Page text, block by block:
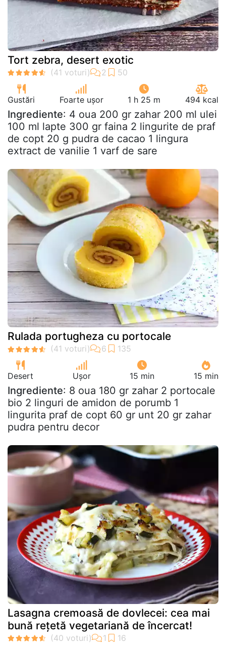
Tort zebra, desert exotic
Gustări Foarte ușor 1 h 25 m 494 kcal
Ingrediente: 4 oua 200 gr zahar 200 ml ulei
100 ml lapte 300 gr faina 2 lingurite de praf
de copt 20 g pudra de cacao 1 lingura
extract de vanilie 1 varf de sare
Rulada portugheza cu portocale
Desert Ușor 15 min 15 min
Ingrediente: 8 oua 180 gr zahar 2 portocale
bio 2 linguri de amidon de porumb 1
lingurita praf de copt 60 gr unt 20 gr zahar
pudra pentru decor
Lasagna cremoasă de dovlecei: cea mai
bună rețetă vegetariană de încercat!